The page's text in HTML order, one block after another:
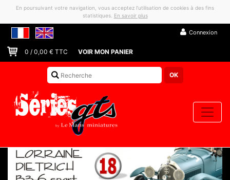
En poursuivant votre navigation, vous acceptez l’utilisation de cookies à des fins
statistiques. En savoir plus
Connexion
0 / 0,00 € TTC VOIR MON PANIER